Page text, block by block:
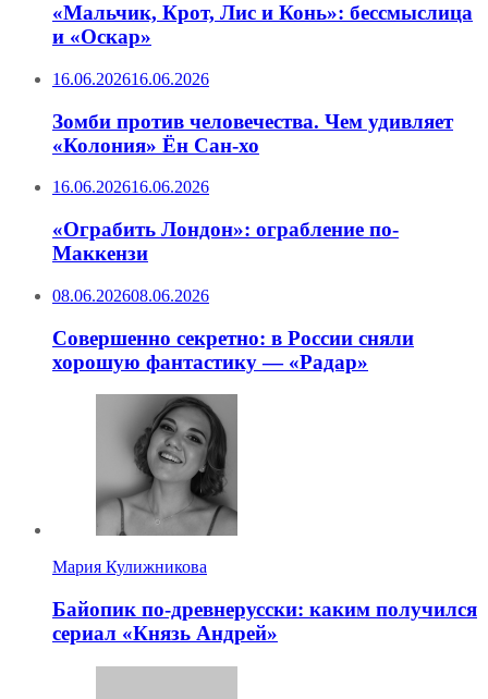
«Мальчик, Крот, Лис и Конь»: бессмыслица
и «Оскар»
16.06.202616.06.2026
Зомби против человечества. Чем удивляет
«Колония» Ён Сан-хо
16.06.202616.06.2026
«Ограбить Лондон»: ограбление по-
Маккензи
08.06.202608.06.2026
Совершенно секретно: в России сняли
хорошую фантастику — «Радар»
Мария Кулижникова
Байопик по-древнерусски: каким получился
сериал «Князь Андрей»